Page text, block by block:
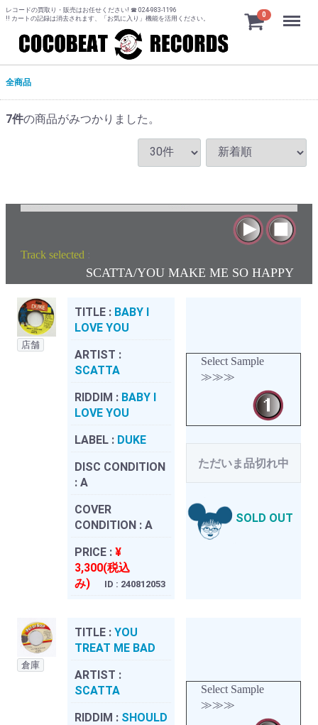
レコードの買取り・販売はお任せください! ☎ 024-983-1196
!! カートの記録は消去されます、「お気に入り」機能を活用ください。
0 Menu
全商品
7件の商品がみつかりました。
Track selected :
SCATTA/YOU MAKE ME SO HAPPY
店舗
TITLE : BABY I
LOVE YOU
ARTIST :
SCATTA
RIDDIM : BABY I
LOVE YOU
LABEL : DUKE
DISC CONDITION
: A
COVER
CONDITION : A
PRICE : ¥
3,300(税込
み)
ID : 240812053
Select Sample
≫≫≫
ただいま品切れ中
SOLD OUT
倉庫
TITLE : YOU
TREAT ME BAD
ARTIST :
SCATTA
RIDDIM : SHOULD
Select Sample
≫≫≫